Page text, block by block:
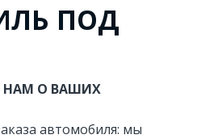
ПОД
НАМ О ВАШИХ
автомобиля: мы